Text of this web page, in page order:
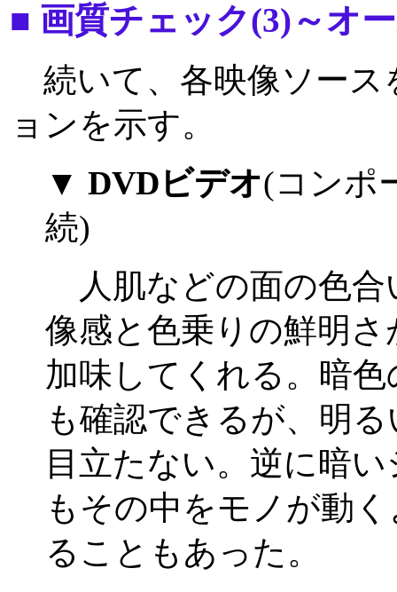
■ 画質チェック(3)～オ
続いて、各映像ソース
ョンを示す。
▼ DVDビデオ(コンポ
続)
人肌などの面の色合
像感と色乗りの鮮明
加味してくれる。暗
も確認できるが、明
目立たない。逆に暗
もその中をモノが動
ることもあった。